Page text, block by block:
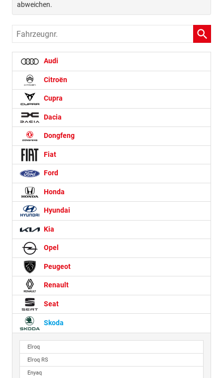
abweichen.
Fahrzeugnr.
Audi
Citroën
Cupra
Dacia
Dongfeng
Fiat
Ford
Honda
Hyundai
Kia
Opel
Peugeot
Renault
Seat
Skoda
Elroq
Elroq RS
Enyaq